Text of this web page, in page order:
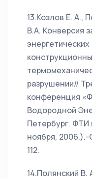
13.Козлов Е. А.,
В.А. Конверсия
разрушении//
конференция
Водородной
Петербург.
ноября, 2006.).-
112.
14.Полянский В.